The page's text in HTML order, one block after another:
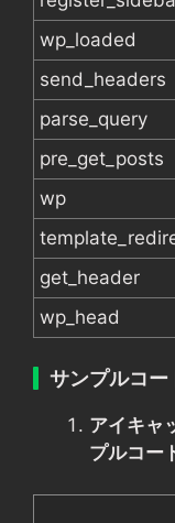
wp_loaded
send_headers
parse_query
pre_get_posts
wp
get_header
wp_head
サンプルコー
アイキャ
プルコー